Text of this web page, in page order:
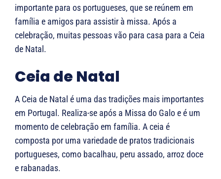
importante para os portugueses, que se reúnem em
família e amigos para assistir à missa. Após a
celebração, muitas pessoas vão para casa para a Ceia
de Natal.
Ceia de Natal
A Ceia de Natal é uma das tradições mais importantes
em Portugal. Realiza-se após a Missa do Galo e é um
momento de celebração em família. A ceia é
composta por uma variedade de pratos tradicionais
portugueses, como bacalhau, peru assado, arroz doce
e rabanadas.